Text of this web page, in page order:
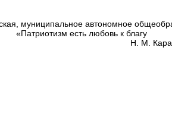
муниципальное автономное
есть любовь к
Карамзин В